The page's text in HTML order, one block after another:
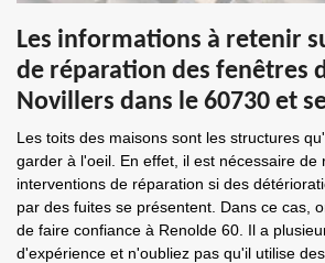
Les informations à retenir
de réparation des fenêtres
Novillers dans le 60730 et
Les toits des maisons sont les structures
garder à l'oeil. En effet, il est nécessaire de
interventions de réparation si des
par des fuites se présentent. Dans ce cas,
de faire confiance à Renolde 60. Il a
d'expérience et n'oubliez pas qu'il utilise